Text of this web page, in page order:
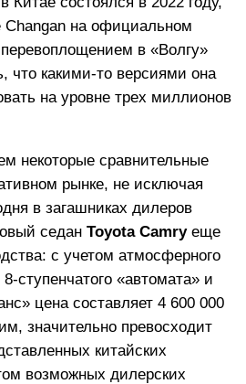
на официальном
в «Волгу»
что какими-то версиями она
на уровне трех миллионов
некоторые сравнительные
рынке, не исключая
в загашниках дилеров
седан Toyota Camryеще
с учетом атмосферного
ступенчатого «автомата» и
цена составляет 4 600 000
значительно превосходит
китайских
возможных дилерских